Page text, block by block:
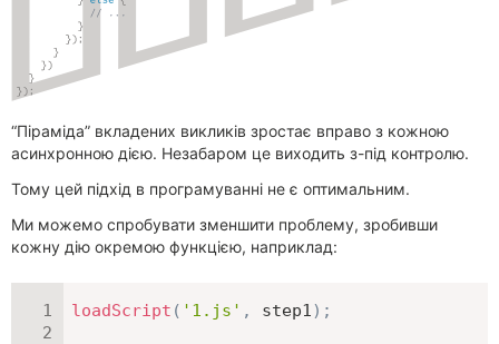
“Піраміда” вкладених викликів зростає вправо з кожною
асинхронною дією. Незабаром це виходить з-під контролю.
Тому цей підхід в програмуванні не є оптимальним.
Ми можемо спробувати зменшити проблему, зробивши
кожну дію окремою функцією, наприклад:
loadScript ( '1.js' , step1) ;